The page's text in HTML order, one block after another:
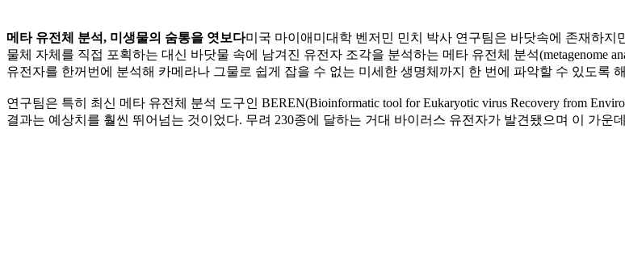
메타 유전체 분석, 미생물의 숨통을 엿보다미국 마이애미대학 벤저민 민치 박사 연구팀은 바닷속에 존재하
물체 자체를 직접 포획하는 대신 바닷물 속에 남겨진 유전자 조각을 분석하는 메타 유전체 분석(metagenome
유전자를 한꺼번에 분석해 카메라나 그물로 쉽게 잡을 수 없는 미세한 생명체까지 한 번에 파악할 수 있도록
연구팀은 특히 최신 메타 유전체 분석 도구인 BEREN(Bioinformatic tool for Eukaryotic virus Recovery from
결과는 예상치를 훨씬 뛰어넘는 것이었다. 무려 230종에 달하는 거대 바이러스 유전자가 발견됐으며 이 가운